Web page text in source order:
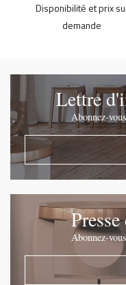
Disponibilité et prix
demande
Lettre
Abonnez-
Abonnez-